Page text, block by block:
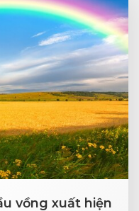
vồng xuất hiện